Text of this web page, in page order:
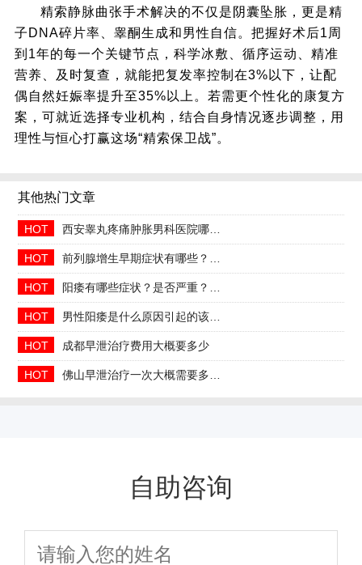
精索静脉曲张手术解决的不仅是阴囊坠胀，更是精
子DNA碎片率、睾酮生成和男性自信。把握好术后1周
到1年的每一个关键节点，科学冰敷、循序运动、精准
营养、及时复查，就能把复发率控制在3%以下，让配
偶自然妊娠率提升至35%以上。若需更个性化的康复方
案，可就近选择专业机构，结合自身情况逐步调整，用
理性与恒心打赢这场“精索保卫战”。
其他热门文章
HOT 西安睾丸疼痛肿胀男科医院哪家正规收费合理透明
HOT 前列腺增生早期症状有哪些？2026治疗方法与日常预防指南
HOT 阳痿有哪些症状？是否严重？会自己好吗
HOT 男性阳痿是什么原因引起的该如何治疗
HOT 成都早泄治疗费用大概要多少
HOT 佛山早泄治疗一次大概需要多少钱
自助咨询